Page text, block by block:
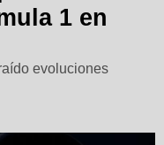
1 en
evoluciones